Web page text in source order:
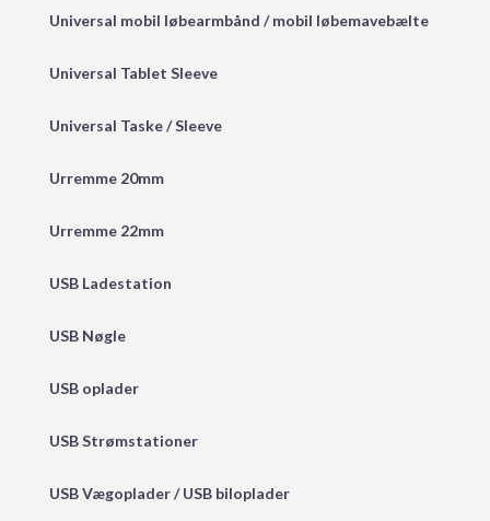
Universal mobil løbearmbånd / mobil løbemavebælte
Universal Tablet Sleeve
Universal Taske / Sleeve
Urremme 20mm
Urremme 22mm
USB Ladestation
USB Nøgle
USB oplader
USB Strømstationer
USB Vægoplader / USB biloplader